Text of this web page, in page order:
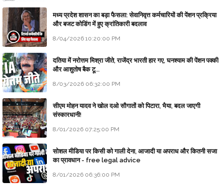
मध्य प्रदेश शासन का बड़ा फैसला: सेवानिवृत्त कर्मचारियों की पेंशन प्रक्रिया
और बजट कोडिंग में हुए क्रांतिकारी बदलाव
8/04/2026 10:20:00 PM
दतिया में नरोत्तम मिश्रा जीते, राजेंद्र भारती हार गए, घनश्याम की पेंशन पक्की
और आशुतोष बैक टू...
8/03/2026 06:32:00 PM
सीएम मोहन यादव ने खोल दओ सौगातों को पिटारा, भैया, बदल जाएगी
संस्कारधानी!
8/01/2026 07:25:00 PM
सोशल मीडिया पर किसी को गाली देना, आजादी या अपराध और कितनी सजा
का प्रावधान - free legal advice
8/01/2026 06:36:00 PM